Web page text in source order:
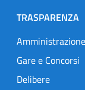
TRASPARENZA
Gare e Concorsi
Delibere